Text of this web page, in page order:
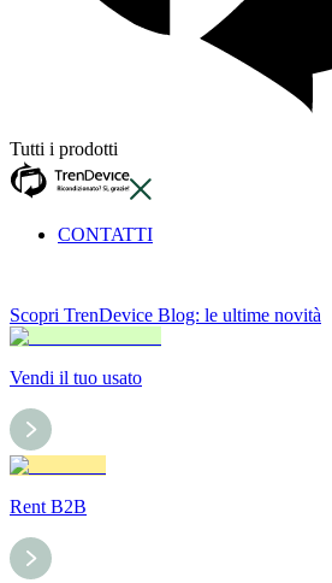
Tutti i prodotti
CONTATTI
Scopri TrenDevice Blog: le ultime novità
Vendi il tuo usato
Rent B2B